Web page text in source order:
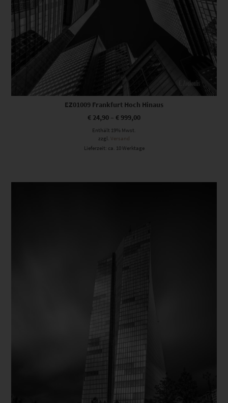
EZ01009 Frankfurt Hoch Hinaus
€ 24,90 – € 999,00
Enthält 19% Mwst.
zzgl. Versand
Lieferzeit: ca. 10 Werktage
Dieses Produkt weist mehrere Varianten auf. Die Optionen können auf der Produktseite gewählt werden